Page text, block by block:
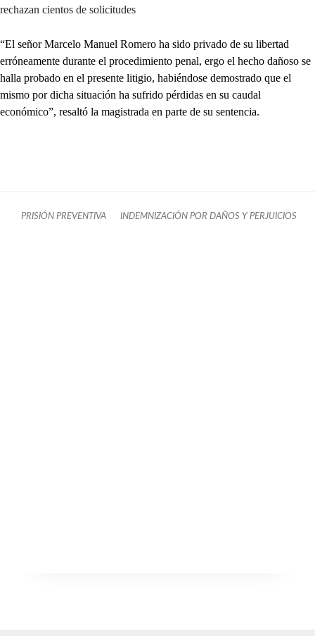
rechazan cientos de solicitudes
“El señor Marcelo Manuel Romero ha sido privado de su libertad
erróneamente durante el procedimiento penal, ergo el hecho dañoso se
halla probado en el presente litigio, habiéndose demostrado que el
mismo por dicha situación ha sufrido pérdidas en su caudal
económico”, resaltó la magistrada en parte de su sentencia.
PRISIÓN PREVENTIVA INDEMNIZACIÓN POR DAÑOS Y PERJUICIOS